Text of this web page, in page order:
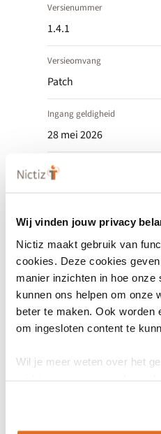
Wij vinden jouw privacy
Nictiz maakt gebruik van
cookies. Deze cookies
manier inzichten in hoe
kunnen ons helpen om onze
beter te maken. Ook worden
om ingesloten content te
Wil je meer weten over het
Versienummer
1.4.1
Versieomvang
Patch
Ingang geldigheid
28 mei 2026
Einde geldigheid
Status
Actief
28 mei 2026 Vastgesteld
Bronnen